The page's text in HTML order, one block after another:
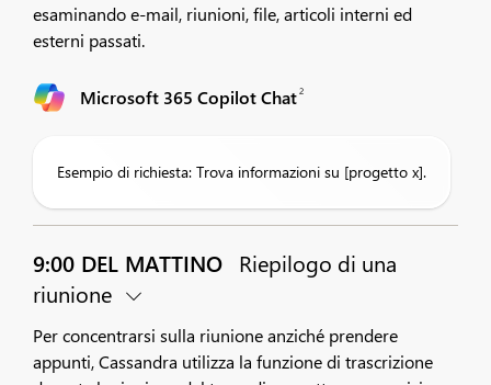
esaminando e-mail, riunioni, file, articoli interni ed
esterni passati.
Microsoft 365 Copilot Chat2
Esempio di richiesta: Trova informazioni su [progetto x].
9:00 DEL MATTINO Riepilogo di una
riunione
Per concentrarsi sulla riunione anziché prendere
appunti, Cassandra utilizza la funzione di trascrizione